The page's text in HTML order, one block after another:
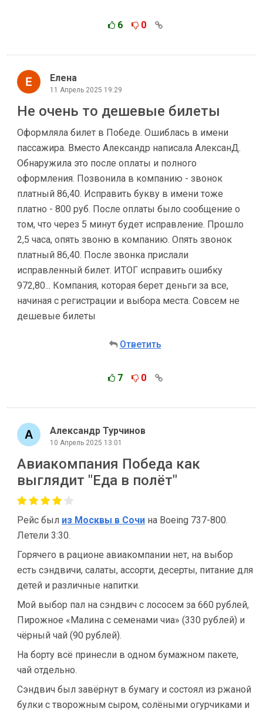
6 0
Елена
11 Апрель 2025 19:29
Не очень то дешевые билеты
Оформляла билет в Победе. Ошиблась в имени
пассажира. Вместо Александр написала АлексанД.
Обнаружила это после оплаты и полного
оформления. Позвонила в компанию - звонок
платный 86,40. Исправить букву в имени тоже
платно - 800 руб. После оплаты было сообщение о
том, что через 5 минут будет исправление. Прошло
2,5 часа, опять звоню в компанию. Опять звонок
платный 86,40. После звонка прислали
исправленный билет. ИТОГ исправить ошибку
972,80... Компания, которая берет деньги за все,
начиная с регистрации и выбора места. Совсем не
дешевые билеты
Ответить
7 0
Александр Турчинов
10 Апрель 2025 13:01
Авиакомпания Победа как
выглядит "Еда в полёт"
Рейс был из Москвы в Сочи на Boeing 737-800.
Летели 3:30.
Горячего в рационе авиакомпании нет, на выбор
есть сэндвичи, салаты, ассорти, десерты, питание для
детей и различные напитки.
Мой выбор пал на сэндвич с лососем за 660 рублей,
Пирожное «Малина с семенами чиа» (330 рублей) и
чёрный чай (90 рублей).
На борту всё принесли в одном бумажном пакете,
чай отдельно.
Сэндвич был завёрнут в бумагу и состоял из ржаной
булки с творожным сыром, солёными огурчиками и